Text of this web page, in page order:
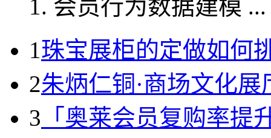
1. 会员行为数据建模 ...
1珠宝展柜的定做如何
2朱炳仁铜·商场文化展
3 「奥莱会员复购率